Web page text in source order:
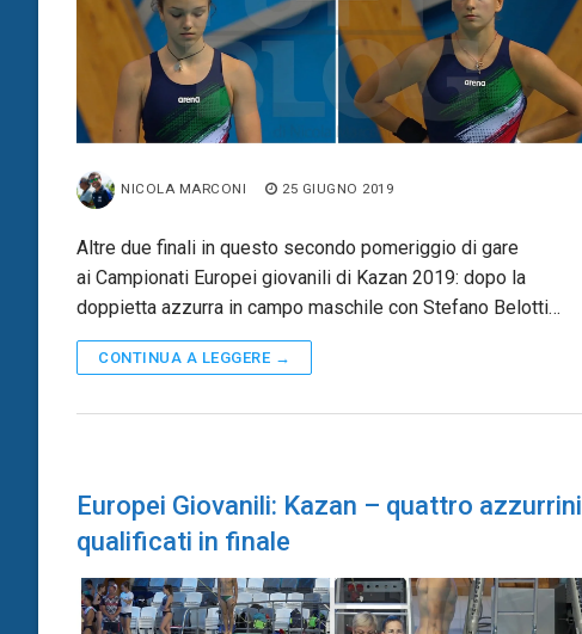
NICOLA MARCONI 25 GIUGNO 2019
Altre due finali in questo secondo pomeriggio di gare
ai Campionati Europei giovanili di Kazan 2019: dopo la
doppietta azzurra in campo maschile con Stefano Belotti…
CONTINUA A LEGGERE →
Europei Giovanili: Kazan – quattro azzurrini
qualificati in finale